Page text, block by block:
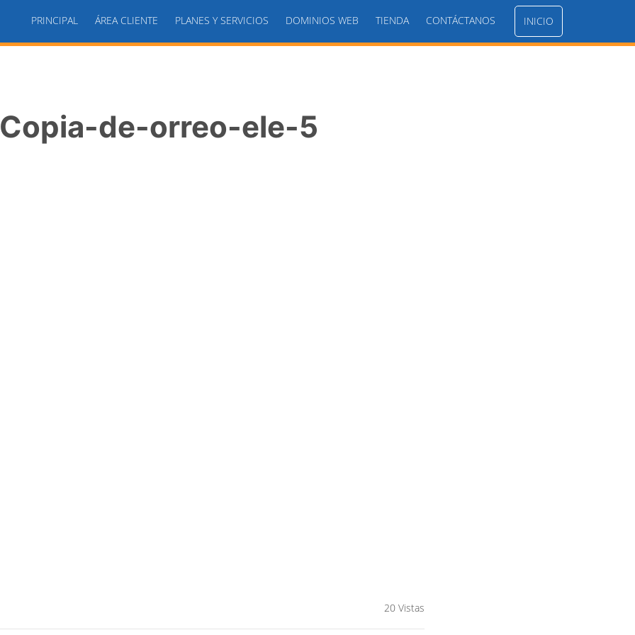
PRINCIPAL ÁREA CLIENTE PLANES Y SERVICIOS DOMINIOS WEB TIENDA CONTÁCTANOS INICIO
Copia-de-orreo-ele-5
20 Vistas